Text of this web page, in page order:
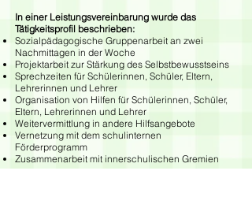
In einer Leistungsvereinbarung wurde das
Tätigkeitsprofil beschrieben:
Sozialpädagogische Gruppenarbeit an zwei
Nachmittagen in der Woche
Projektarbeit zur Stärkung des Selbstbewusstseins
Sprechzeiten für Schülerinnen, Schüler, Eltern,
Lehrerinnen und Lehrer
Organisation von Hilfen für Schülerinnen, Schüler,
Eltern, Lehrerinnen und Lehrer
Weitervermittlung in andere Hilfsangebote
Vernetzung mit dem schulinternen
Förderprogramm
Zusammenarbeit mit innerschulischen Gremien